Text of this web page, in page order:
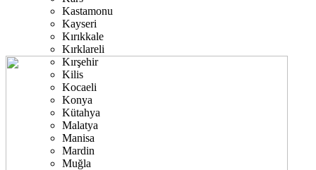
Kastamonu
Kayseri
Kırıkkale
Kırklareli
Kırşehir
Kilis
Kocaeli
Konya
Kütahya
Malatya
Manisa
Mardin
Muğla